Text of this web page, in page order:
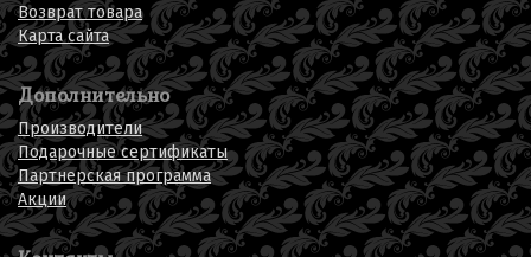
Возврат товара
Карта сайта
Дополнительно
Производители
Подарочные сертификаты
Партнерская программа
Акции